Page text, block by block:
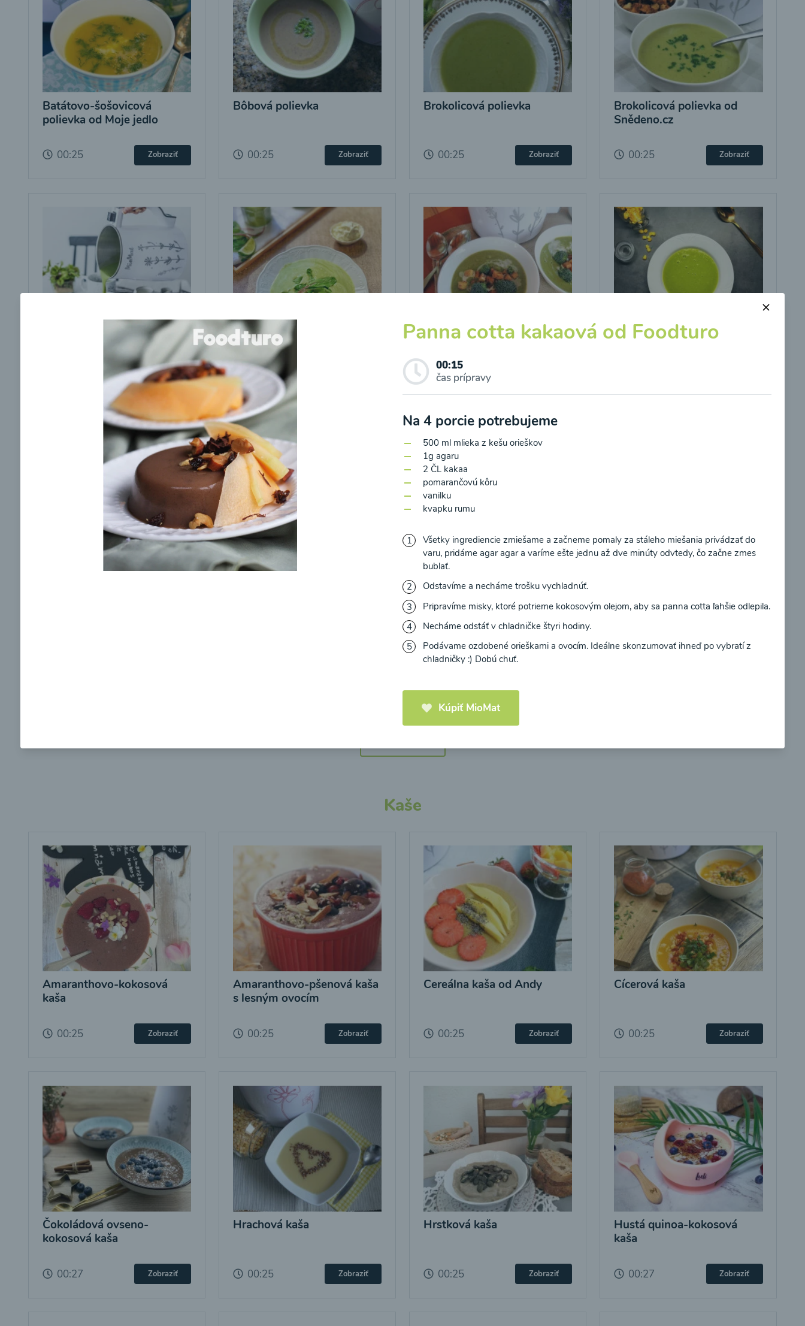
Batátovo-šošovicová
polievka od Moje jedlo
00:25 Zobraziť
Bôbová polievka
00:25 Zobraziť
Brokolicová polievka
00:25 Zobraziť
Brokolicová polievka od
Snědeno.cz
00:25 Zobraziť
Brokolicová polievka s
cesnakom od LaPetit
Brokolicová polievka s
cviklovými listami
00:25
krutónmi z tofu od
Snědeno.cz
Brokolicová polievka so
syrom
Brokolicové cappuccino
Kaše
Amaranthovo-kokosová
kaša
00:25 Zobraziť
Amaranthovo-pšenová kaša
s lesným ovocím
00:25 Zobraziť
Cereálna kaša od Andy
00:25 Zobraziť
Cícerová kaša
00:25 Zobraziť
Čokoládová ovseno-
kokosová kaša
00:27 Zobraziť
Hrachová kaša
00:25 Zobraziť
Hrstková kaša
00:25 Zobraziť
Hustá quinoa-kokosová
kaša
00:27 Zobraziť
Panna cotta kakaová od Foodturo
00:15
čas prípravy
Na 4 porcie potrebujeme
500 ml mlieka z kešu orieškov
1g agaru
2 ČL kakaa
pomarančovú kôru
vanilku
kvapku rumu
Všetky ingrediencie zmiešame a začneme pomaly za stáleho miešania privádzať do
varu, pridáme agar agar a varíme ešte jednu až dve minúty odvtedy, čo začne zmes
bublať.
Odstavíme a necháme trošku vychladnúť.
Pripravíme misky, ktoré potrieme kokosovým olejom, aby sa panna cotta ľahšie odlepila.
Necháme odstáť v chladničke štyri hodiny.
Podávame ozdobené orieškami a ovocím. Ideálne skonzumovať ihneď po vybratí z
chladničky :) Dobú chuť.
Kúpiť MioMat
Odber noviniek a akcií
Odoslaním registrácie na Newsletter súhlasím so spracovaním osobných údajov pre účely zasielania newsletteru a potvrdzujem, že som si prečítal(a)
Ochrane osobných údajova súhlasím s nimi.
Súhlasím